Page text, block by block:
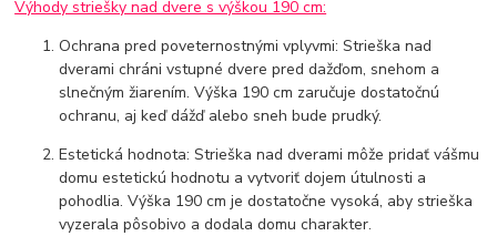
Výhody striešky nad dvere s výškou 190 cm:
Ochrana pred poveternostnými vplyvmi: Strieška nad
dverami chráni vstupné dvere pred dažďom, snehom a
slnečným žiarením. Výška 190 cm zaručuje dostatočnú
ochranu, aj keď dážď alebo sneh bude prudký.
Estetická hodnota: Strieška nad dverami môže pridať vášmu
domu estetickú hodnotu a vytvoriť dojem útulnosti a
pohodlia. Výška 190 cm je dostatočne vysoká, aby strieška
vyzerala pôsobivo a dodala domu charakter.